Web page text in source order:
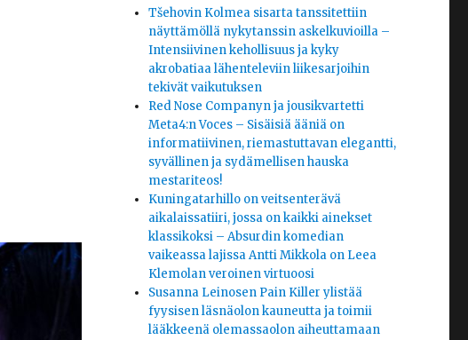
Tšehovin Kolmea sisarta tanssitettiin
näyttämöllä nykytanssin askelkuvioilla –
Intensiivinen kehollisuus ja kyky
akrobatiaa lähenteleviin liikesarjoihin
tekivät vaikutuksen
Red Nose Companyn ja jousikvartetti
Meta4:n Voces – Sisäisiä ääniä on
informatiivinen, riemastuttavan elegantti,
syvällinen ja sydämellisen hauska
mestariteos!
Kuningatarhillo on veitsenterävä
aikalaissatiiri, jossa on kaikki ainekset
klassikoksi – Absurdin komedian
vaikeassa lajissa Antti Mikkola on Leea
Klemolan veroinen virtuoosi
Susanna Leinosen Pain Killer ylistää
fyysisen läsnäolon kauneutta ja toimii
lääkkeenä olemassaolon aiheuttamaan